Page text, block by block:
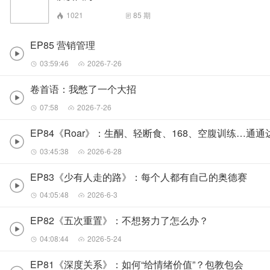
1021 85 期
EP85 营销管理
03:59:46 2026-7-26
卷首语：我憋了一个大招
07:58 2026-7-26
EP84《Roar》：生酮、轻断食、168、空腹训练…通通
03:45:38 2026-6-28
EP83《少有人走的路》：每个人都有自己的奥德赛
04:05:48 2026-6-3
EP82《五次重置》：不想努力了怎么办？
04:08:44 2026-5-24
EP81《深度关系》：如何“给情绪价值”？包教包会